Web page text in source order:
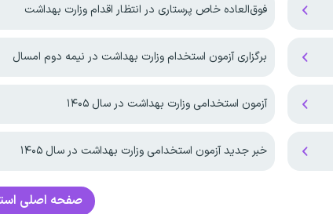
فوق‌العاده خاص پرستاری در انتظار اقدام وزارت بهداشت
برگزاری آزمون استخدام وزارت بهداشت در نیمه دوم امسال
آزمون استخدامی وزارت بهداشت در سال ۱۴۰۵
خبر جدید آزمون استخدامی وزارت بهداشت در سال ۱۴۰۵
صفحه اصلی